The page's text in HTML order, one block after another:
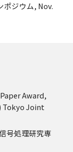
ポジウム, Nov.
Award,
Tokyo Joint
号処理研究専